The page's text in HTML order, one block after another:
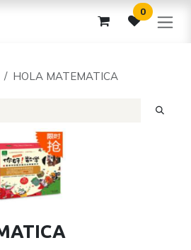
0
HOLA MATEMATICA